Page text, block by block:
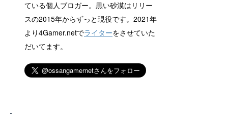
ている個人ブロガー。黒い砂漠はリリー
スの2015年からずっと現役です。2021年
より4Gamer.netでライターをさせていた
だいてます。